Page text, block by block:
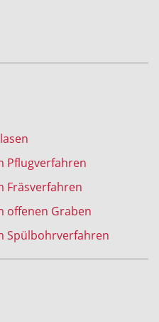
Pflugverfahren
Fräsverfahren
offenen Graben
Spülbohrverfahren